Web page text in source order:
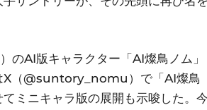
AI版キャラクター「AI燦鳥ノム」
X（@suntory_nomu）で「AI燦鳥
ミニキャラ版の展開も示唆した。今